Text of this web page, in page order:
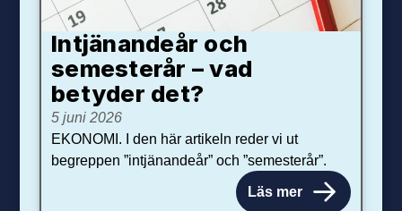
Intjänandeår och
semesterår – vad
betyder det?
5 juni 2026
EKONOMI. I den här artikeln reder vi ut
begreppen ”intjänandeår” och ”semesterår”.
Läs mer